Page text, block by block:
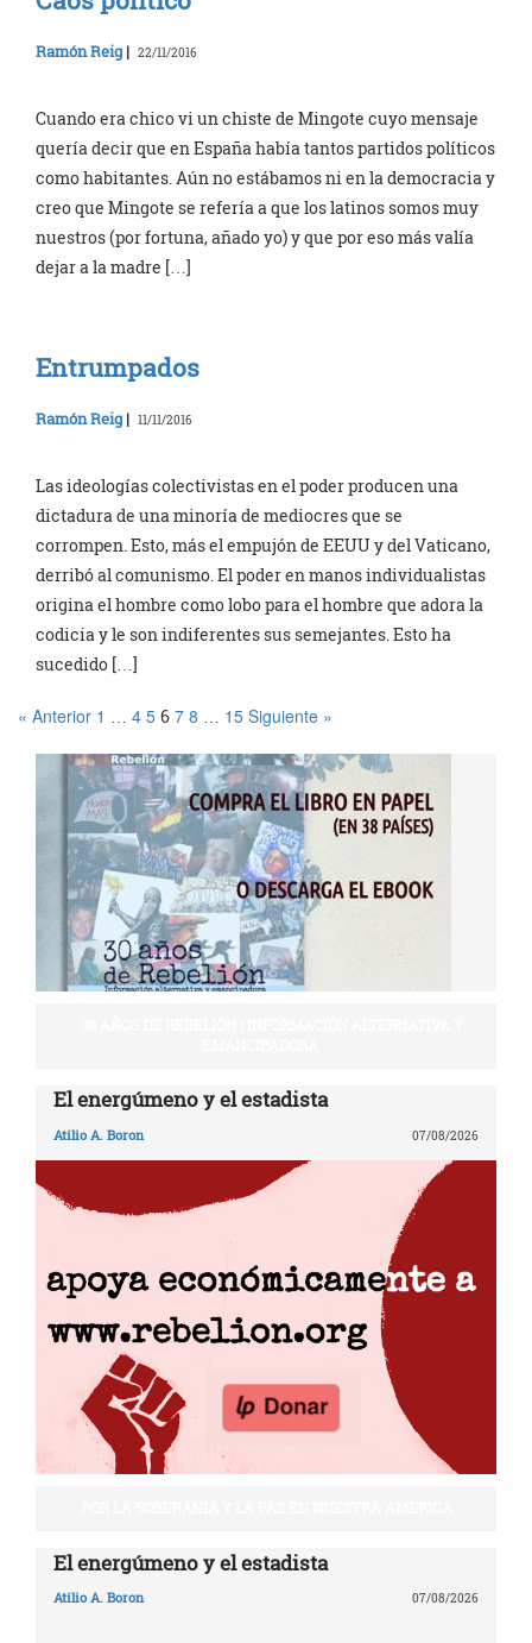
Ramón Reig | 22/11/2016
Cuando era chico vi un chiste de Mingote cuyo mensaje
quería decir que en España había tantos partidos políticos
como habitantes. Aún no estábamos ni en la democracia y
creo que Mingote se refería a que los latinos somos muy
nuestros (por fortuna, añado yo) y que por eso más valía
dejar a la madre […]
Entrumpados
Ramón Reig | 11/11/2016
Las ideologías colectivistas en el poder producen una
dictadura de una minoría de mediocres que se
corrompen. Esto, más el empujón de EEUU y del Vaticano,
derribó al comunismo. El poder en manos individualistas
origina el hombre como lobo para el hombre que adora la
codicia y le son indiferentes sus semejantes. Esto ha
sucedido […]
« Anterior 1 4 5 6 7 8 15 Siguiente »
El energúmeno y el estadista
Atilio A. Boron 07/08/2026
El energúmeno y el estadista
Atilio A. Boron 07/08/2026